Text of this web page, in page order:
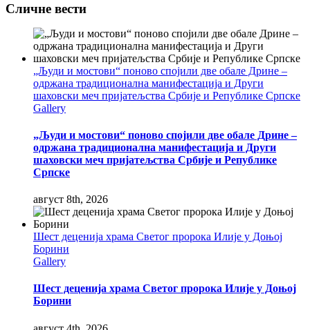
Сличне вести
„Људи и мостови“ поново спојили две обале Дрине –
одржана традиционална манифестација и Други
шаховски меч пријатељства Србије и Републике Српске
Gallery
„Људи и мостови“ поново спојили две обале Дрине –
одржана традиционална манифестација и Други
шаховски меч пријатељства Србије и Републике
Српске
август 8th, 2026
Шест деценија храма Светог пророка Илије у Доњој
Борини
Gallery
Шест деценија храма Светог пророка Илије у Доњој
Борини